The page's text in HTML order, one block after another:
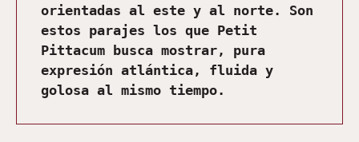
orientadas al este y al norte. Son
estos parajes los que Petit
Pittacum busca mostrar, pura
expresión atlántica, fluida y
golosa al mismo tiempo.